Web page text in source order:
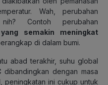
Wah, perubahan
Contoh perubahan
semakin meningkat
di dalam bumi.
abad terakhir, suhu global
dibandingkan dengan masa
peningkatan ini cukup untuk